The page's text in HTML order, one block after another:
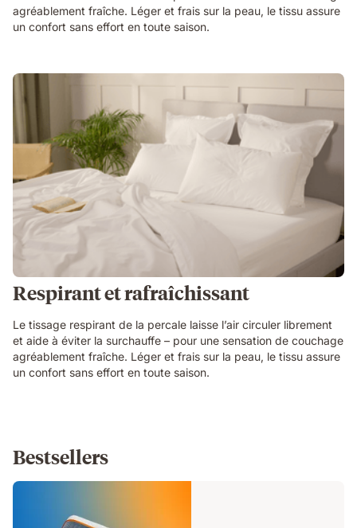
agréablement fraîche. Léger et frais sur la peau, le tissu assure
un confort sans effort en toute saison.
Respirant et rafraîchissant
Le tissage respirant de la percale laisse l’air circuler librement
et aide à éviter la surchauffe – pour une sensation de couchage
agréablement fraîche. Léger et frais sur la peau, le tissu assure
un confort sans effort en toute saison.
Bestsellers